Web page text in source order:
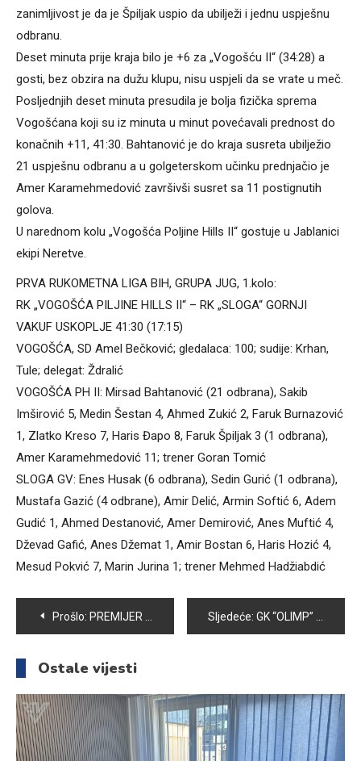
zanimljivost je da je Špiljak uspio da ubilježi i jednu uspješnu
odbranu.
Deset minuta prije kraja bilo je +6 za „Vogošću II“ (34:28) a
gosti, bez obzira na dužu klupu, nisu uspjeli da se vrate u meč.
Posljednjih deset minuta presudila je bolja fizička sprema
Vogošćana koji su iz minuta u minut povećavali prednost do
konačnih +11, 41:30. Bahtanović je do kraja susreta ubilježio
21 uspješnu odbranu a u golgeterskom učinku prednjačio je
Amer Karamehmedović završivši susret sa 11 postignutih
golova.
U narednom kolu „Vogošća Poljine Hills II“ gostuje u Jablanici
ekipi Neretve.
PRVA RUKOMETNA LIGA BIH, GRUPA JUG, 1.kolo:
RK „VOGOŠĆA PILJINE HILLS II“ – RK „SLOGA“ GORNJI
VAKUF USKOPLJE 41:30 (17:15)
VOGOŠĆA, SD Amel Bečković; gledalaca: 100; sudije: Krhan,
Tule; delegat: Ždralić
VOGOŠĆA PH II: Mirsad Bahtanović (21 odbrana), Sakib
Imširović 5, Medin Šestan 4, Ahmed Zukić 2, Faruk Burnazović
1, Zlatko Kreso 7, Haris Đapo 8, Faruk Špiljak 3 (1 odbrana),
Amer Karamehmedović 11; trener Goran Tomić
SLOGA GV: Enes Husak (6 odbrana), Sedin Gurić (1 odbrana),
Mustafa Gazić (4 odbrane), Amir Delić, Armin Softić 6, Adem
Gudić 1, Ahmed Destanović, Amer Demirović, Anes Muftić 4,
Dževad Gafić, Anes Džemat 1, Amir Bostan 6, Haris Hozić 4,
Mesud Pokvić 7, Marin Jurina 1; trener Mehmed Hadžiabdić
Navigacija
članaka
Prošlo: PREMIJER RUKOMETNA LIGA BIH: +13 VOGOŠĆANA PROTIV KRIVAJE ZA VRH TABELE Sljedeće: GK “OLIMP” ORGANIZOVAO ŠESTI PO REDU INTERNACIONALNI TURNIR “ŠEVALA MUJIĆ”
Ostale vijesti